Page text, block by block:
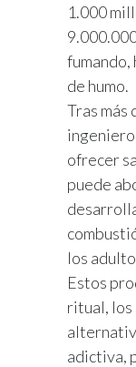
1.000
de humo.
Tras más
ofrecer
puede
los
Estos
ritual, los
adictiva,